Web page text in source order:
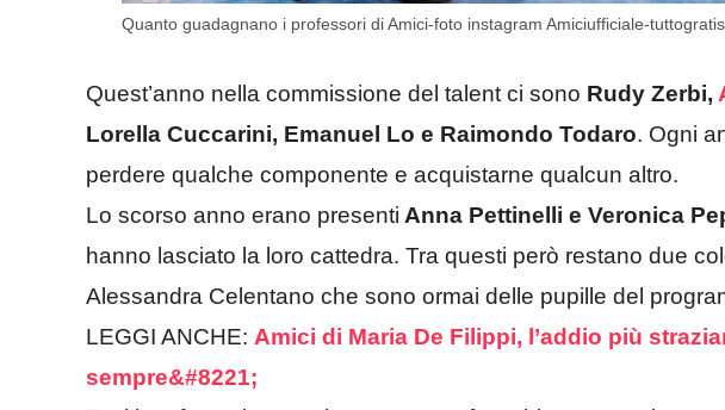
Quanto guadagnano i professori di Amici-foto instagram Amiciufficiale-
Quest’anno nella commissione del talent ci sono Rudy Zerbi,
Lorella Cuccarini, Emanuel Lo e Raimondo Todaro. Ogni
perdere qualche componente e acquistarne qualcun altro.
Lo scorso anno erano presenti Anna Pettinelli e Veronica
hanno lasciato la loro cattedra. Tra questi però restano due
Alessandra Celentano che sono ormai delle pupille del
LEGGI ANCHE: Amici di Maria De Filippi, l’addio più
sempre&#8221;